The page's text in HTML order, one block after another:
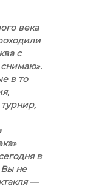
века
с
снимаю».
в то
в
Вы не
—